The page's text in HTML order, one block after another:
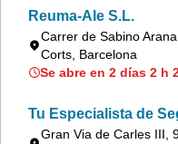
Reuma-Ale S.L.
Carrer de Sabino
Corts, Barcelona
Se abre en 2 días 2 h
Tu Especialista de
Gran Via de Carles III,